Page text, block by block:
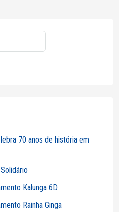
70 anos de história em
Kalunga 6D
Rainha Ginga